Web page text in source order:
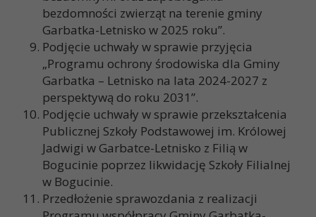
bezdomności zwierząt na terenie gminy
Garbatka-Letnisko w 2025 roku”.
Podjęcie uchwały w sprawie przyjęcia
„Programu ochrony środowiska dla Gminy
Garbatka – Letnisko na lata 2024-2027 z
perspektywą do roku 2031”.
Podjęcie uchwały w sprawie przekształcenia
Publicznej Szkoły Podstawowej im. Królowej
Jadwigi w Garbatce-Letnisko z Filią w
Bogucinie poprzez likwidację Szkoły Filialnej
w Bogucinie.
Przedłożenie sprawozdania z realizacji